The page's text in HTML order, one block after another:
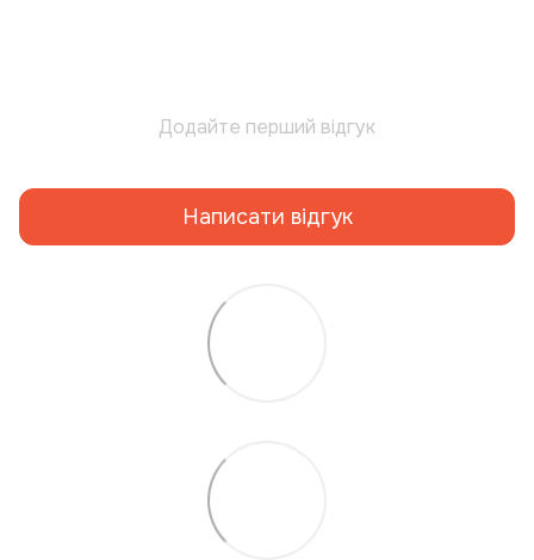
Додайте перший відгук
Написати відгук